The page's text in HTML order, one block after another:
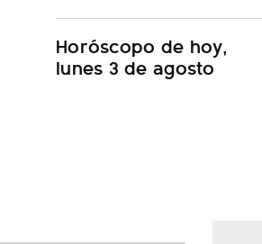
Horóscopo de hoy,
lunes 3 de agosto